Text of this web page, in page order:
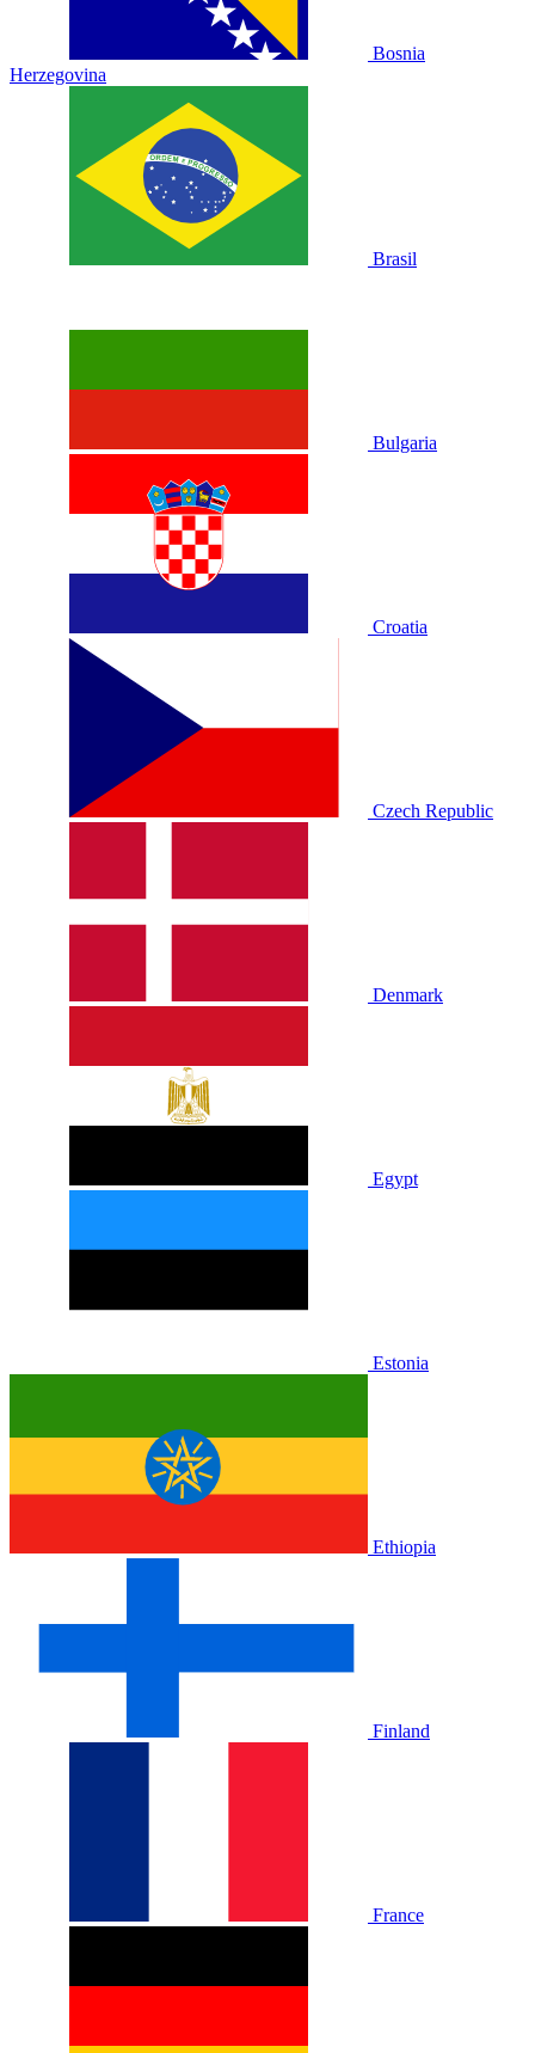
Bosnia
Herzegovina
Brasil
Bulgaria
Croatia
Czech Republic
Denmark
Egypt
Estonia
Ethiopia
Finland
France